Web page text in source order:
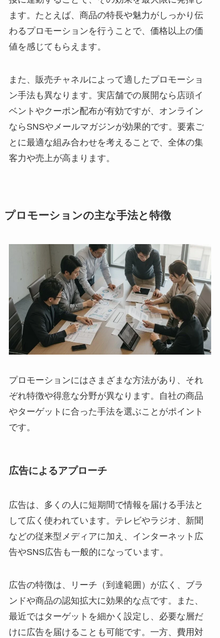
ます。たとえば、商品の特長や魅力がしっかり伝
わるプロモーションを行うことで、価格以上の価
値を感じてもらえます。
また、販売チャネルによって適したプロモーショ
ン手法も異なります。実店舗での展開なら店頭イ
ベントやクーポン配布が有効ですが、オンライン
ならSNSやメールマガジンが効果的です。要素ご
とに最適な組み合わせを考えることで、全体の集
客力や売上が高まります。
プロモーションの主な手法と特徴
プロモーションにはさまざまな方法があり、それ
ぞれ特徴や得意な分野が異なります。自社の商品
やターゲットに合った手法を選ぶことがポイント
です。
広告によるアプローチ
広告は、多くの人に短期間で情報を届ける手法と
して広く使われています。テレビやラジオ、新聞
などの従来型メディアに加え、インターネット広
告やSNS広告も一般的になっています。
広告の特徴は、リーチ（到達範囲）が広く、ブラ
ンドや商品の認知拡大に効果的な点です。また、
最近ではターゲットを細かく設定し、必要な層だ
けに広告を届けることも可能です。一方、費用対